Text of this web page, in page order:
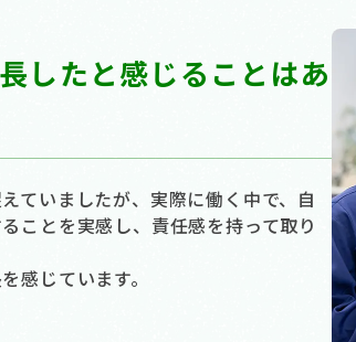
したと感じることはあ
ていましたが、実際に働く中で、自
ことを実感し、責任感を持って取り
感じています。